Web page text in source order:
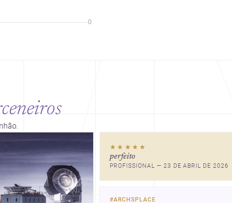
0
★★★★★
perfeito
PROFISSIONAL — 23 DE ABRIL DE 2026
#ARCHSPLACE